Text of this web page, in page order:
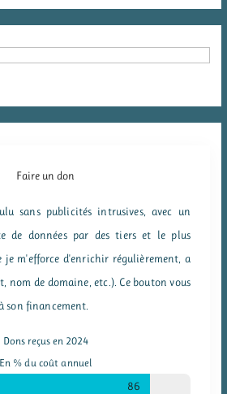
Faire un don
sans publicités intrusives, avec un
de données par des tiers et le plus
je m'efforce d'enrichir régulièrement, a
nom de domaine, etc.). Ce bouton vous
son financement.
Dons reçus en 2024
En % du coût annuel
86